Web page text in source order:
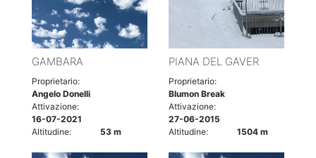
GAMBARA
Proprietario:
Angelo Donelli
Attivazione:
16-07-2021
Altitudine:
53 m
PIANA DEL GAVER
Proprietario:
Blumon Break
Attivazione:
27-06-2015
Altitudine:
1504 m